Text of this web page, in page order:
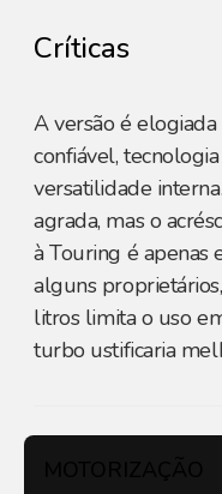
Críticas
A versão é
confiável,
versatilidade
agrada, mas o
à Touring é apenas
alguns
litros limita o uso
turbo ustificaria